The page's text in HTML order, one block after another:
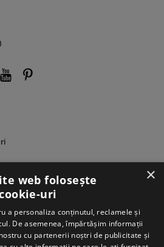
×
web folosește
uri
a personaliza conținutul, reclamele și
De asemenea, împărtășim informații
cu partenerii noștri de publicitate și